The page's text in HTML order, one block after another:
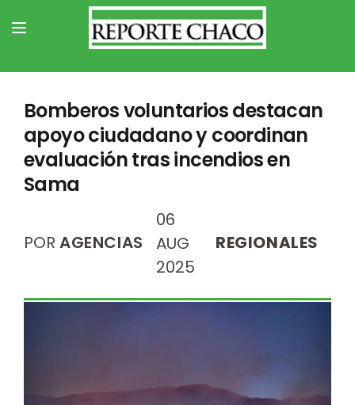
Bomberos voluntarios destacan
apoyo ciudadano y coordinan
evaluación tras incendios en
Sama
POR AGENCIAS
06
AUG
2025
REGIONALES